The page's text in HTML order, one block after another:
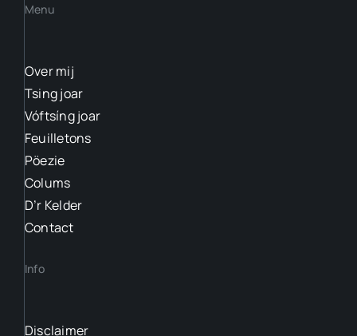
Menu
Over mij
Tsing joar
Vóftsíng joar
Feuilletons
Pöezie
Colums
D’r Kelder
Contact
Info
Disclaimer